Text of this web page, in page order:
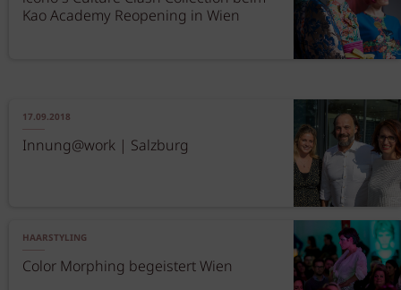
Kao Academy Reopening in Wien
17.09.2018
Innung@work | Salzburg
HAARSTYLING
Color Morphing begeistert Wien